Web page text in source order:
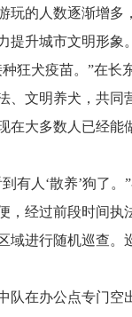
玩的人数逐渐增
提升城市文明形象
狂犬疫苗。”在
、文明养犬，共
在大多数人已经
有人‘散养’狗了
，经过前段时间
域进行随机巡查
队在办公点专门